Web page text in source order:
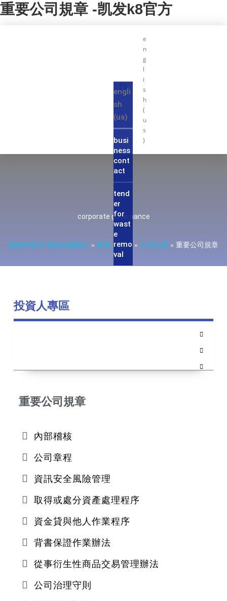
重要公司規章 -凯发k8官方
engli
sh
(us)
busi
ness
cont
act
tend
er
for
wast
e
remo
val
e
n
g
l
i
s
h
(
u
s
)
corporate governance
凯发k8官方-凯发k8旗舰厅 » 投資人專區 » 公司治理 » 重要公司規章
投資人專區
重要公司規章
內部稽核
公司章程
資訊安全風險管理
取得或處分資產處理程序
資金貸與他人作業程序
背書保證作業辦法
從事衍生性商品交易管理辦法
公司治理守則